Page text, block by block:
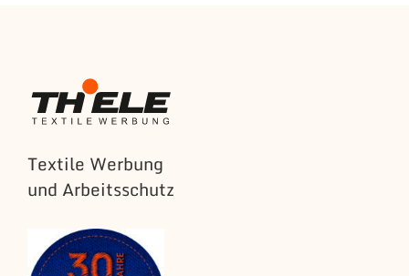
Textile Werbung
und Arbeitsschutz